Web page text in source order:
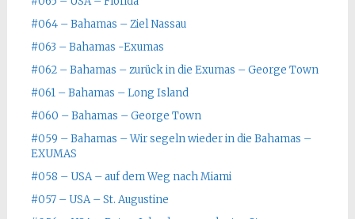
#064 – Bahamas – Ziel Nassau
#063 – Bahamas -Exumas
#062 – Bahamas – zurück in die Exumas – George Town
#061 – Bahamas – Long Island
#060 – Bahamas – George Town
#059 – Bahamas – Wir segeln wieder in die Bahamas –
EXUMAS
#058 – USA – auf dem Weg nach Miami
#057 – USA – St. Augustine